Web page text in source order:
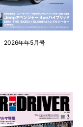
2026年年5月号